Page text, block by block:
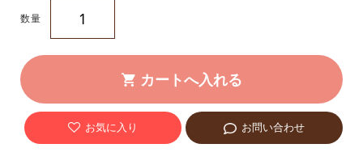
数量
お気に入り お問い合わせ